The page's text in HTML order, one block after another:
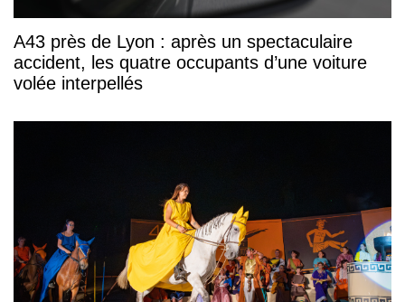
A43 près de Lyon : après un spectaculaire
accident, les quatre occupants d’une voiture
volée interpellés